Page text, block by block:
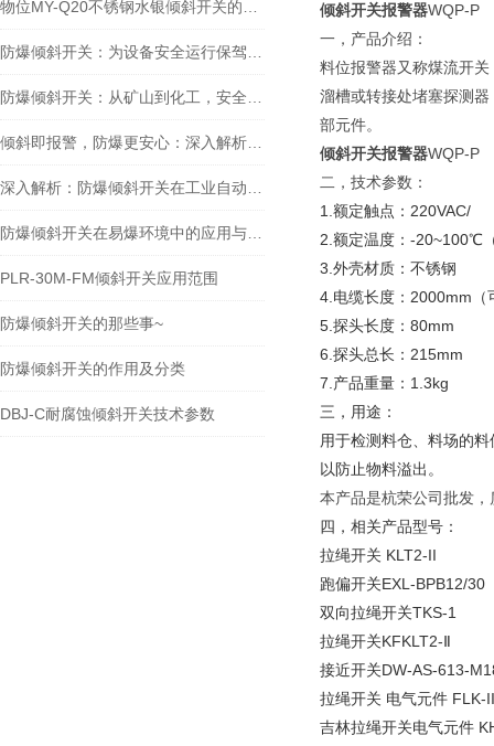
PLR-30M-FM倾斜开关应用范围
防爆倾斜开关的那些事~
防爆倾斜开关的作用及分类
DBJ-C耐腐蚀倾斜开关技术参数
倾斜开关报警器WQP-P
一，产品介绍：
料位报警器又称煤流开
溜槽或转接处堵塞探测
部元件。
倾斜开关报警器WQP-P
二，技术参数：
1.额定触点：220VAC/
2.额定温度：-20~100℃
3.外壳材质：不锈钢
4.电缆长度：2000mm（
5.探头长度：80mm
6.探头总长：215mm
7.产品重量：1.3kg
三，用途：
用于检测料仓、料场的
以防止物料溢出。
本产品是杭荣公司批发
四，相关产品型号：
拉绳开关 KLT2-II
跑偏开关EXL-BPB12/30
双向拉绳开关TKS-1
拉绳开关KFKLT2-Ⅱ
接近开关DW-AS-613-
拉绳开关 电气元件 FLK-II
吉林拉绳开关电气元件